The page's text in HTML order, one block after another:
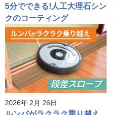
5分でできる!人工大理石シン
クのコーティング
2026年 2月 26日